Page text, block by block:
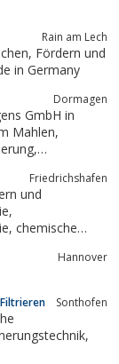
Rain am Lech
in Germany
Dormagen
GmbH in
Mahlen,
Friedrichshafen
und
Hannover
Sonthofen